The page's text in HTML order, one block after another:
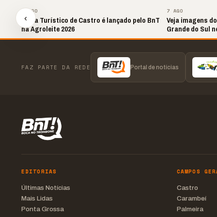
‹
7 AGO
Mapa Turístico de Castro é lançado pelo BnT
na Agroleite 2026
7 AGO
Veja imagens
Grande do Sul
FAZ PARTE DA REDE Portal de notícias
EDITORIAS
Últimas Notícias
Mais Lidas
Ponta Grossa
CAMPOS
Castro
Carambeí
Palmeira